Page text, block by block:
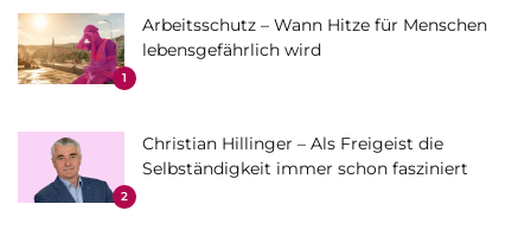
1
Arbeitsschutz – Wann Hitze für Menschen
lebensgefährlich wird
2
Christian Hillinger – Als Freigeist die
Selbständigkeit immer schon fasziniert